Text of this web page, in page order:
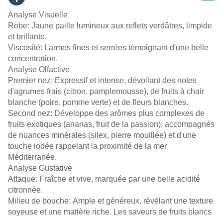
Analyse Visuelle
Robe: Jaune paille lumineux aux reflets verdâtres, limpide
et brillante.
Viscosité: Larmes fines et serrées témoignant d'une belle
concentration.
Analyse Olfactive
Premier nez: Expressif et intense, dévoilant des notes
d'agrumes frais (citron, pamplemousse), de fruits à chair
blanche (poire, pomme verte) et de fleurs blanches.
Second nez: Développe des arômes plus complexes de
fruits exotiques (ananas, fruit de la passion), accompagnés
de nuances minérales (silex, pierre mouillée) et d'une
touche iodée rappelant la proximité de la mer
Méditerranée.
Analyse Gustative
Attaque: Fraîche et vive, marquée par une belle acidité
citronnée.
Milieu de bouche: Ample et généreux, révélant une texture
soyeuse et une matière riche. Les saveurs de fruits blancs